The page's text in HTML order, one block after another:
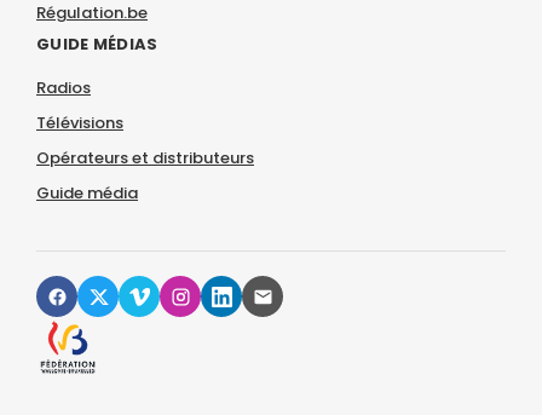
Régulation.be
GUIDE MÉDIAS
Radios
Télévisions
Opérateurs et distributeurs
Guide média